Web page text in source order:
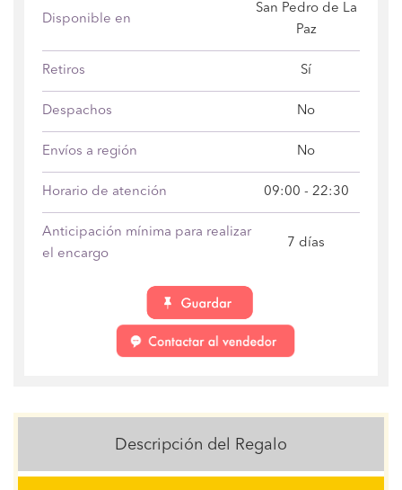
Disponible en
San Pedro de La
Paz
Retiros Sí
Despachos No
Envíos a región No
Horario de atención 09:00 - 22:30
Anticipación mínima para realizar
el encargo
7 días
Descripción del Regalo